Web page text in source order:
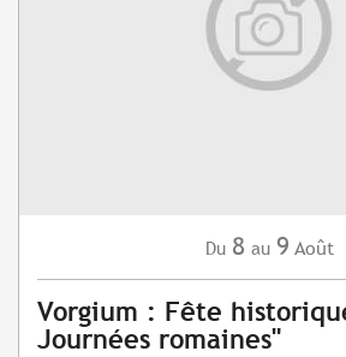
Du 8 au 9 Août
Vorgium : Fête
Journées romaines"